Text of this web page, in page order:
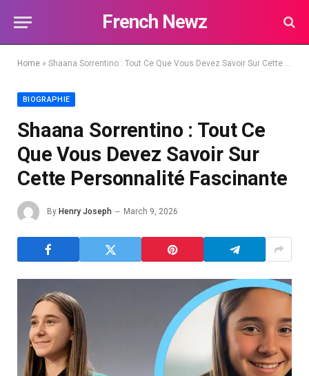
French Newz
Home » Shaana Sorrentino : Tout Ce Que Vous Devez Savoir Sur Cette Personnalité Fascinante
BIOGRAPHIE
Shaana Sorrentino : Tout Ce
Que Vous Devez Savoir Sur
Cette Personnalité Fascinante
By Henry Joseph March 9, 2026